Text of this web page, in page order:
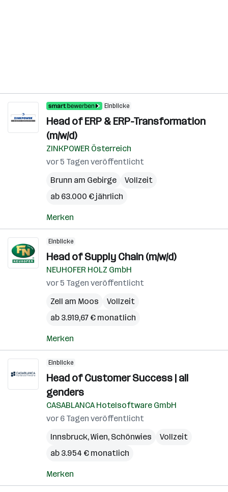
Einblicke
Head of ERP & ERP-Transformation
(m/w/d)
ZINKPOWER Österreich
vor 5 Tagen veröffentlicht
Brunn am Gebirge
Vollzeit
ab 63.000 € jährlich
Merken
Einblicke
Head of Supply Chain (m/w/d)
NEUHOFER HOLZ GmbH
vor 5 Tagen veröffentlicht
Zell am Moos
Vollzeit
ab 3.919,67 € monatlich
Merken
Einblicke
Head of Customer Success | all
genders
CASABLANCA Hotelsoftware GmbH
vor 6 Tagen veröffentlicht
Innsbruck,Wien, Schönwies
Vollzeit
ab 3.954 € monatlich
Merken